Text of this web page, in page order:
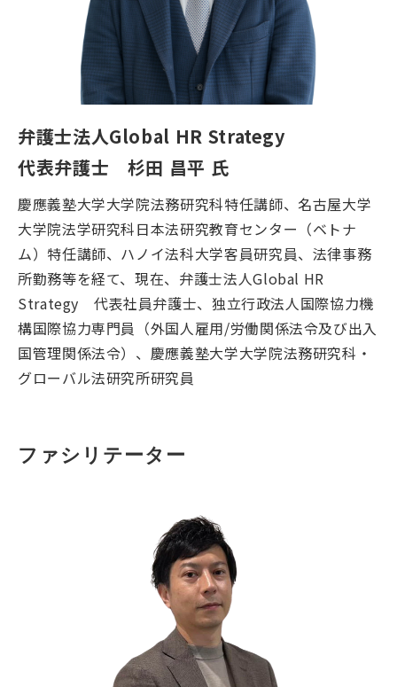
弁護士法人Global HR Strategy
代表弁護士 杉田 昌平 氏
慶應義塾大学大学院法務研究科特任講師、名古屋大学
大学院法学研究科日本法研究教育センター（ベトナ
ム）特任講師、ハノイ法科大学客員研究員、法律事務
所勤務等を経て、現在、弁護士法人Global HR
Strategy 代表社員弁護士、独立行政法人国際協力機
構国際協力専門員（外国人雇用/労働関係法令及び出入
国管理関係法令）、慶應義塾大学大学院法務研究科・
グローバル法研究所研究員
ファシリテーター